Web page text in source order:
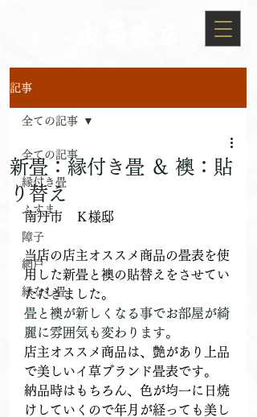
記事
全ての記事
縁付き畳
ふすま
障子
網戸
縁なし畳
全ての記事
新畳：縁付き畳 ＆ 襖：貼
り替え
南丹市　Ｋ様邸
当店の店主オススメ商品の畳表を使
用した新畳と襖の貼替えをさせてい
ただきました。
畳と襖が新しくなる事でお部屋が綺
麗に雰囲気も変わります。
店主オススメ商品は、艶があり上品
で美しいイ草ブランド畳表です。
納品時はもちろん、色が均一に日焼
けしていくので年月が経っても美し